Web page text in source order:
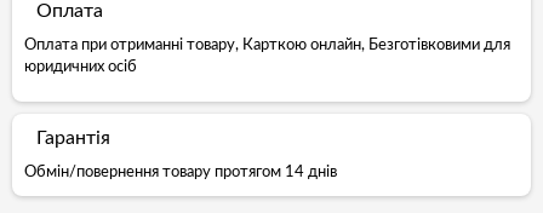
Оплата
Оплата при отриманні товару, Карткою онлайн, Безготівковими для
юридичних осіб
Гарантія
Обмін/повернення товару протягом 14 днів